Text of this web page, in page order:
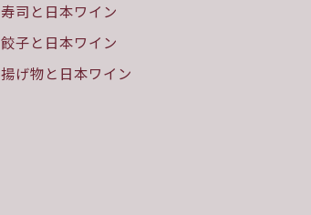
寿司と日本ワイン
餃子と日本ワイン
揚げ物と日本ワイン